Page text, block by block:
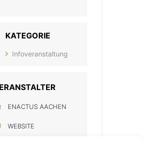
KATEGORIE
Infoveranstaltung
ENACTUS AACHEN
WEBSITE